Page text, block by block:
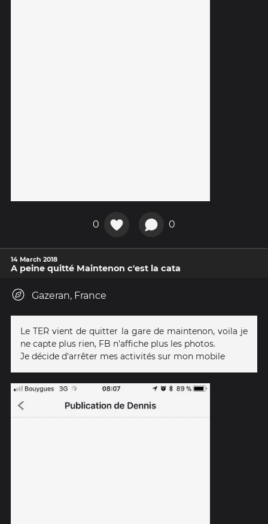
0 0
14 March 2018
A peine quitté Maintenon c'est la cata
Gazeran, France
Le TER vient de quitter la gare de maintenon, voila je
ne capte plus rien, FB n'affiche plus les photos.
Je décide d'arrêter mes activités sur mon mobile